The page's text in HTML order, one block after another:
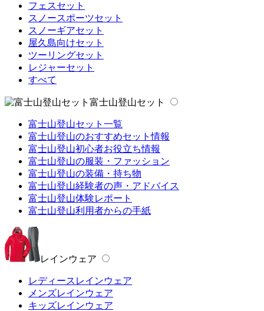
フェスセット
スノースポーツセット
スノーギアセット
屋久島向けセット
ツーリングセット
レジャーセット
すべて
富士山登山セット
富士山登山セット一覧
富士山登山のおすすめセット情報
富士山登山初心者お役立ち情報
富士山登山の服装・ファッション
富士山登山の装備・持ち物
富士山登山経験者の声・アドバイス
富士山登山体験レポート
富士山登山利用者からの手紙
レインウェア
レディースレインウェア
メンズレインウェア
キッズレインウェア